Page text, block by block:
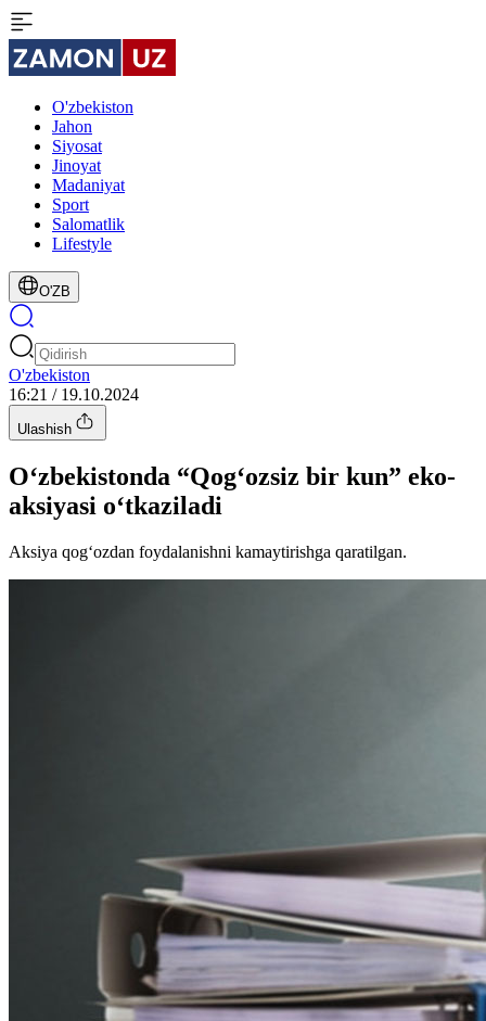
O'zbekiston
Jahon
Siyosat
Jinoyat
Madaniyat
Sport
Salomatlik
Lifestyle
O'ZB
O'zbekiston
16:21 / 19.10.2024
Ulashish
O‘zbekistonda “Qog‘ozsiz bir kun” eko-
aksiyasi o‘tkaziladi
Aksiya qog‘ozdan foydalanishni kamaytirishga qaratilgan.